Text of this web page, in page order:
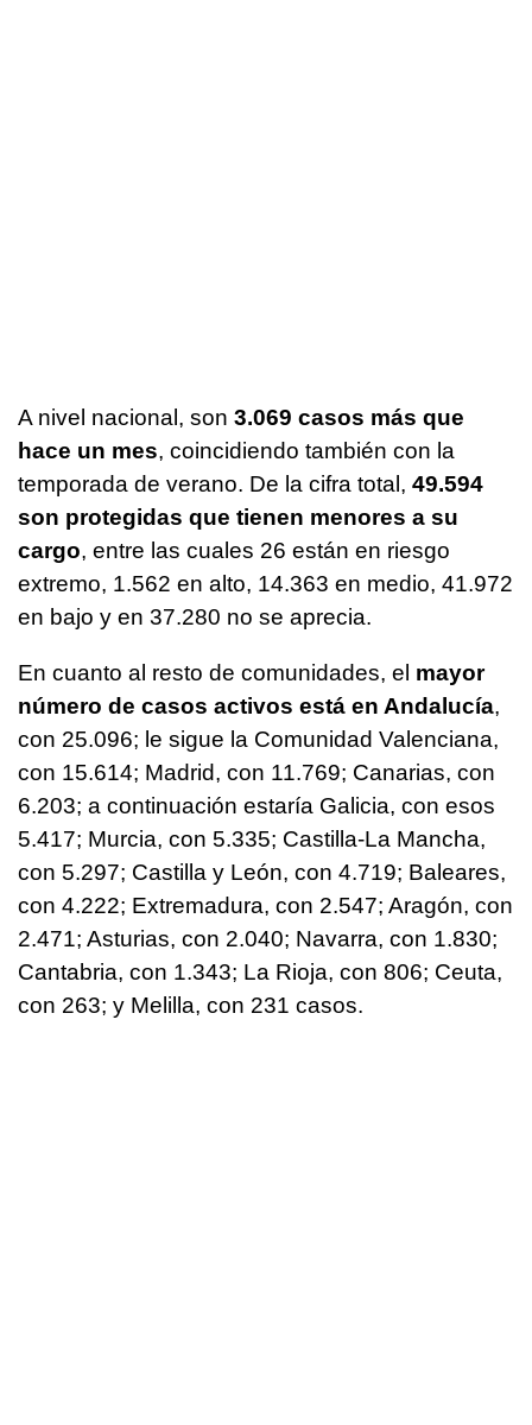
A nivel nacional, son 3.069 casos más que
hace un mes, coincidiendo también con la
temporada de verano. De la cifra total, 49.594
son protegidas que tienen menores a su
cargo, entre las cuales 26 están en riesgo
extremo, 1.562 en alto, 14.363 en medio, 41.972
en bajo y en 37.280 no se aprecia.
En cuanto al resto de comunidades, el mayor
número de casos activos está en Andalucía,
con 25.096; le sigue la Comunidad Valenciana,
con 15.614; Madrid, con 11.769; Canarias, con
6.203; a continuación estaría Galicia, con esos
5.417; Murcia, con 5.335; Castilla-La Mancha,
con 5.297; Castilla y León, con 4.719; Baleares,
con 4.222; Extremadura, con 2.547; Aragón, con
2.471; Asturias, con 2.040; Navarra, con 1.830;
Cantabria, con 1.343; La Rioja, con 806; Ceuta,
con 263; y Melilla, con 231 casos.